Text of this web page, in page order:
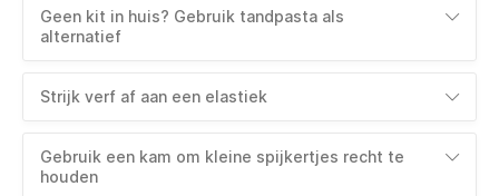
Geen kit in huis? Gebruik tandpasta als
alternatief
Strijk verf af aan een elastiek
Gebruik een kam om kleine spijkertjes recht te
houden